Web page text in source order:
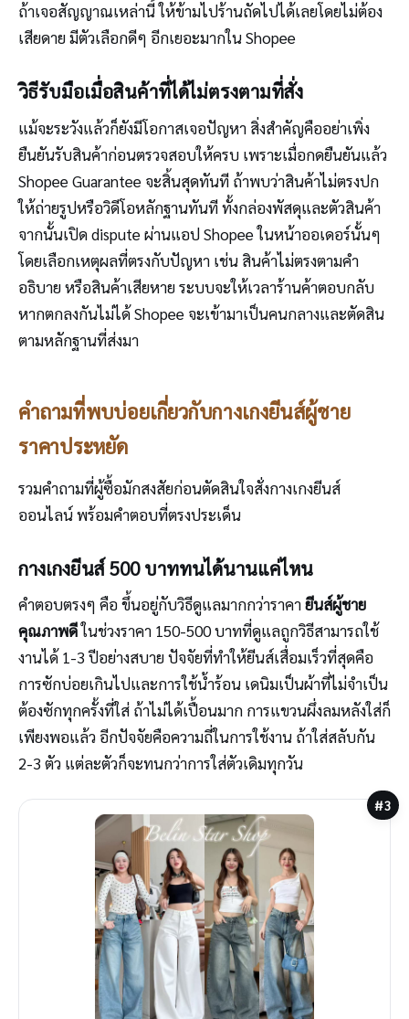
ถ้าเจอสัญญาณเหล่านี้ ให้ข้ามไปร้านถัดไปได้เลยโดยไม่ต้อง
เสียดาย มีตัวเลือกดีๆ อีกเยอะมากใน Shopee
วิธีรับมือเมื่อสินค้าที่ได้ไม่ตรงตามที่สั่ง
แม้จะระวังแล้วก็ยังมีโอกาสเจอปัญหา สิ่งสำคัญคืออย่าเพิ่ง
ยืนยันรับสินค้าก่อนตรวจสอบให้ครบ เพราะเมื่อกดยืนยันแล้ว
Shopee Guarantee จะสิ้นสุดทันที ถ้าพบว่าสินค้าไม่ตรงปก
ให้ถ่ายรูปหรือวิดีโอหลักฐานทันที ทั้งกล่องพัสดุและตัวสินค้า
จากนั้นเปิด dispute ผ่านแอป Shopee ในหน้าออเดอร์นั้นๆ
โดยเลือกเหตุผลที่ตรงกับปัญหา เช่น สินค้าไม่ตรงตามคำ
อธิบาย หรือสินค้าเสียหาย ระบบจะให้เวลาร้านค้าตอบกลับ
หากตกลงกันไม่ได้ Shopee จะเข้ามาเป็นคนกลางและตัดสิน
ตามหลักฐานที่ส่งมา
คำถามที่พบบ่อยเกี่ยวกับกางเกงยีนส์ผู้ชาย
ราคาประหยัด
รวมคำถามที่ผู้ซื้อมักสงสัยก่อนตัดสินใจสั่งกางเกงยีนส์
ออนไลน์ พร้อมคำตอบที่ตรงประเด็น
กางเกงยีนส์ 500 บาททนได้นานแค่ไหน
คำตอบตรงๆ คือ ขึ้นอยู่กับวิธีดูแลมากกว่าราคายีนส์ผู้ชาย
คุณภาพดีในช่วงราคา 150-500 บาทที่ดูแลถูกวิธีสามารถใช้
งานได้ 1-3 ปีอย่างสบาย ปัจจัยที่ทำให้ยีนส์เสื่อมเร็วที่สุดคือ
การซักบ่อยเกินไปและการใช้น้ำร้อน เดนิมเป็นผ้าที่ไม่จำเป็น
ต้องซักทุกครั้งที่ใส่ ถ้าไม่ได้เปื้อนมาก การแขวนผึ่งลมหลังใส่ก็
เพียงพอแล้ว อีกปัจจัยคือความถี่ในการใช้งาน ถ้าใส่สลับกัน
2-3 ตัว แต่ละตัวก็จะทนกว่าการใส่ตัวเดิมทุกวัน
#3